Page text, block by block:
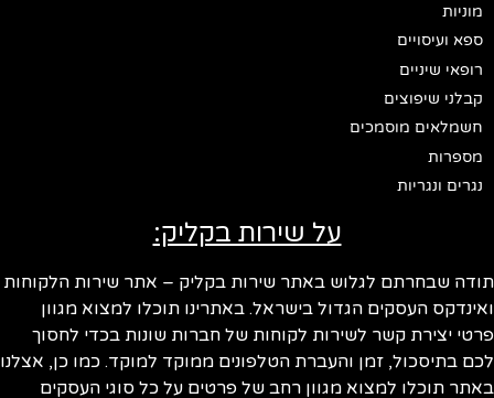
מוניות
ספא ועיסויים
רופאי שיניים
קבלני שיפוצים
חשמלאים מוסמכים
מספרות
נגרים ונגריות
על שירות בקליק:
שבחרתם לגלוש באתר שירות בקליק – אתר שירות הלקוחות
העסקים הגדול בישראל. באתרינו תוכלו למצוא מגוון
יצירת קשר לשירות לקוחות של חברות שונות בכדי לחסוך
בתיסכול, זמן והעברת הטלפונים ממוקד למוקד. כמו כן, אצלנו
תוכלו למצוא מגוון רחב של פרטים על כל סוגי העסקים